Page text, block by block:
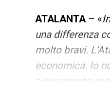
ATALANTA – «
una differenza
molto bravi.
economica. Io
sicuramente